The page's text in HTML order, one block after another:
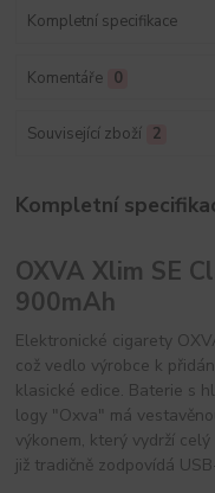
Kompletní specifikace
Komentáře 0
Související zboží 2
Kompletní
OXVA Xlim SE
900mAh
Elektronické cigarety
což vedlo výrobce k
klasické edice. Baterie s
logy "Oxva" má
výkonem, který vydrží
již tradičně zodpovídá